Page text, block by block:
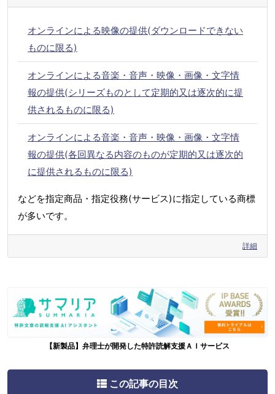
オンラインによる映像の提供(ダウンロードできない
ものに限る)
オンラインによる音楽・音声・映像・画像・文字情
報の提供(シリーズものとして定期的又は逐次的に提
供されるものに限る)
オンラインによる音楽・音声・映像・画像・文字情
報の提供(各回異なる内容のものが定期的又は逐次的
に提供されるものに限る)
などを指定商品・指定役務(サービス)に指定している商標
が多いです。
詳細
【新製品】弁理士が開発した特許読解支援ＡＩサービス
この記事の目次